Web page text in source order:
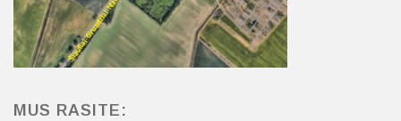
MUS RASITE: